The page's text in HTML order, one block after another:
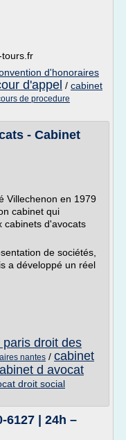
tours.fr
d'honoraires
d'appel / cabinet
de procedure
- Cabinet
Villechenon en 1979
cabinet qui
cabinets d'avocats
de sociétés,
a développé un réel
droit des
nantes / cabinet
d avocat
droit social
6127 | 24h –